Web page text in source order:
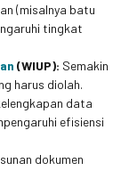
(misalnya batu
tingkat
(WIUP): Semakin
harus diolah.
data
efisiensi
dokumen